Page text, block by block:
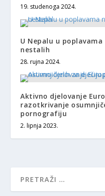
19. studenoga 2024.
U Nepalu u
nestalih
28. rujna 2024.
Aktivno djelovanje
razotkrivanje
pornografiju
2. lipnja 2023.